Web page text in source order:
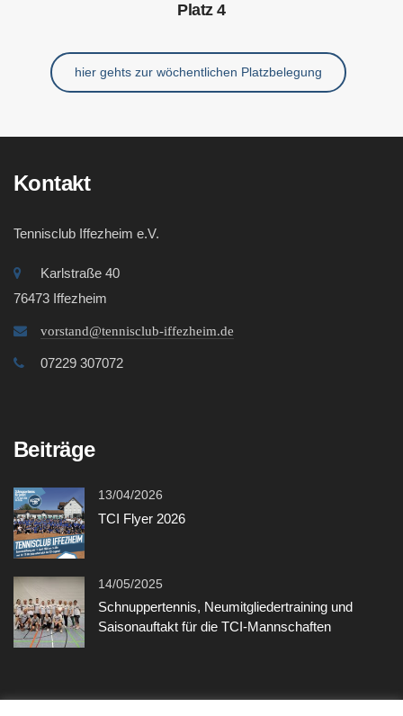
Platz 4
hier gehts zur wöchentlichen Platzbelegung
Kontakt
Tennisclub Iffezheim e.V.
Karlstraße 40
76473 Iffezheim
vorstand@tennisclub-iffezheim.de
07229 307072
Beiträge
13/04/2026
TCI Flyer 2026
14/05/2025
Schnuppertennis, Neumitgliedertraining und
Saisonauftakt für die TCI-Mannschaften